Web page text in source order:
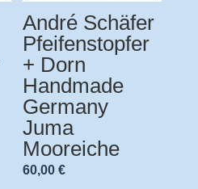
André Schäfer
Pfeifenstopfer
+ Dorn
Handmade
Germany
Juma
Mooreiche
60,00€